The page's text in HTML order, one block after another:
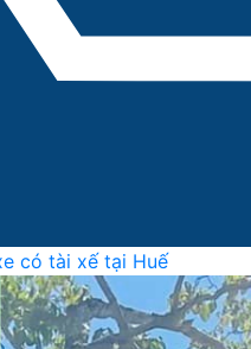
có tài xế tại Huế